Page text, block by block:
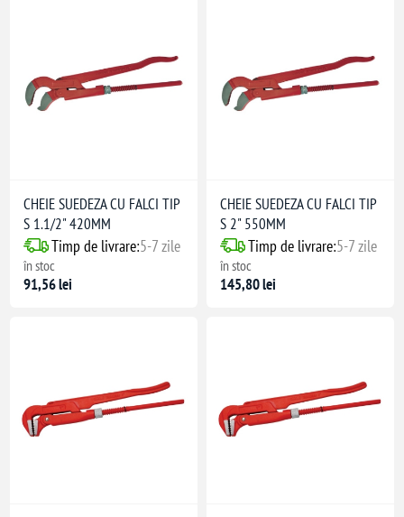
CHEIE SUEDEZA CU FALCI TIP
S 1.1/2" 420MM
Timp de livrare:5-7 zile
în stoc
91,56 lei
CHEIE SUEDEZA CU FALCI TIP
S 2" 550MM
Timp de livrare:5-7 zile
în stoc
145,80 lei